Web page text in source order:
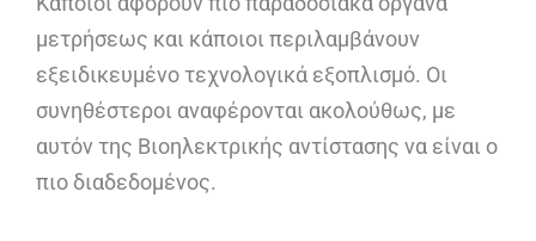
μετρήσεως και κάποιοι περιλαμβάνουν
εξειδικευμένο τεχνολογικά εξοπλισμό. Οι
συνηθέστεροι αναφέρονται ακολούθως, με
αυτόν της Βιοηλεκτρικής αντίστασης να είναι ο
πιο διαδεδομένος.